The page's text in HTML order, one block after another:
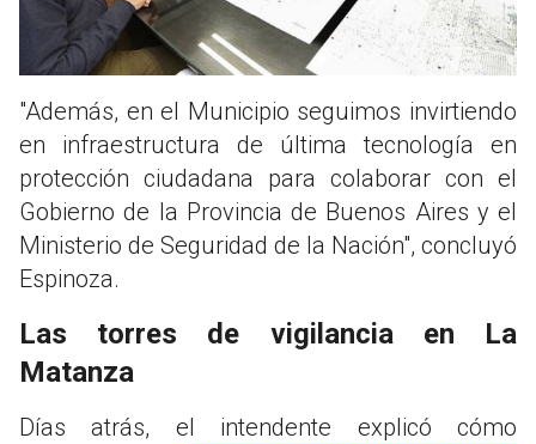
"Además, en el Municipio seguimos invirtiendo
en infraestructura de última tecnología en
protección ciudadana para colaborar con el
Gobierno de la Provincia de Buenos Aires y el
Ministerio de Seguridad de la Nación", concluyó
Espinoza.
Las torres de vigilancia en La
Matanza
Días atrás, el intendente explicó cómo